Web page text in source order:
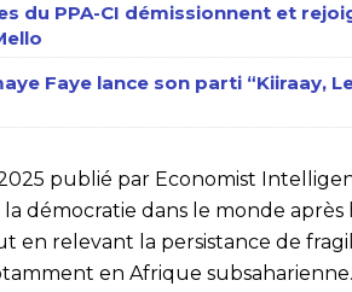
du PPA-CI démissionnent et
Faye lance son parti “Kiiraay,
publié par Economist
démocratie dans le monde
en relevant la persistance de
en Afrique subsaharienne.